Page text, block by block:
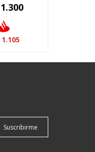
1.300
1.105
Suscribirme